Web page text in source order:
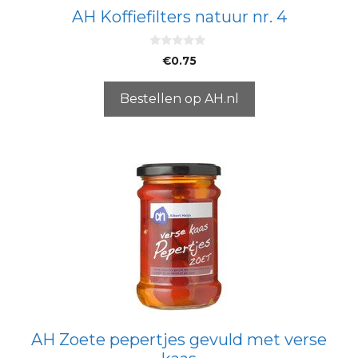
AH Koffiefilters natuur nr. 4
5
€0.75
Bestellen op AH.nl
AH Zoete pepertjes gevuld met verse